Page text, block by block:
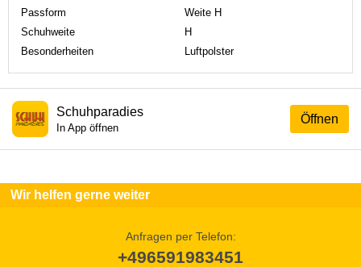
Passform
Weite H
Schuhweite
H
Besonderheiten
Luftpolster
Öffnen
Schuhparadies
In App öffnen
Wir helfen gerne weiter
Anfragen per Telefon:
+496591983451